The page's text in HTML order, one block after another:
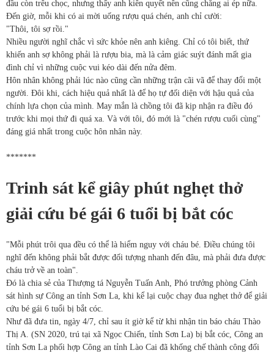
đầu còn trêu chọc, nhưng thấy anh kiên quyết nên cũng chẳng ai ép nữa.
Đến giờ, mỗi khi có ai mời uống rượu quá chén, anh chỉ cười:
"Thôi, tôi sợ rồi."
Nhiều người nghĩ chắc vì sức khỏe nên anh kiêng. Chỉ có tôi biết, thứ
khiến anh sợ không phải là rượu bia, mà là cảm giác suýt đánh mất gia
đình chỉ vì những cuộc vui kéo dài đến nửa đêm.
Hôn nhân không phải lúc nào cũng cần những trận cãi vã để thay đổi một
người. Đôi khi, cách hiệu quả nhất là để họ tự đối diện với hậu quả của
chính lựa chọn của mình. May mắn là chồng tôi đã kịp nhận ra điều đó
trước khi mọi thứ đi quá xa. Và với tôi, đó mới là "chén rượu cuối cùng"
đáng giá nhất trong cuộc hôn nhân này.
*******
Trinh sát kể giây phút nghẹt thở
giải cứu bé gái 6 tuổi bị bắt cóc
"Mỗi phút trôi qua đều có thể là hiểm nguy với cháu bé. Điều chúng tôi
nghĩ đến không phải bắt được đối tượng nhanh đến đâu, mà phải đưa được
cháu trở về an toàn".
Đó là chia sẻ của Thượng tá Nguyễn Tuấn Anh, Phó trưởng phòng Cảnh
sát hình sự Công an tỉnh Sơn La, khi kể lại cuộc chạy đua nghẹt thở để giải
cứu bé gái 6 tuổi bị bắt cóc.
Như đã đưa tin, ngày 4/7, chỉ sau ít giờ kể từ khi nhận tin báo cháu Thào
Thị A. (SN 2020, trú tại xã Ngọc Chiến, tỉnh Sơn La) bị bắt cóc, Công an
tỉnh Sơn La phối hợp Công an tỉnh Lào Cai đã khống chế thành công đối